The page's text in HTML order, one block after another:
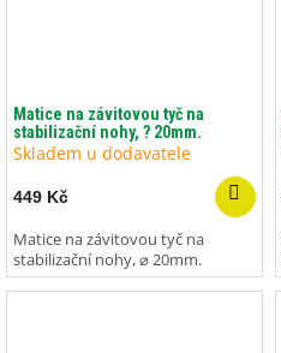
Matice na závitovou tyč na
stabilizační nohy, ? 20mm.
Skladem u dodavatele
449 Kč
Matice na závitovou tyč na
stabilizační nohy, ⌀ 20mm.